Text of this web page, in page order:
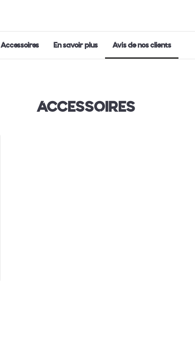
Accessoires En savoir plus Avis de nos clients
ACCESSOIRES